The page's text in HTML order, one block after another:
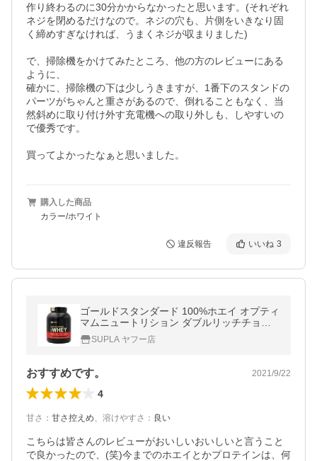
作り終わるのに30分かからなかったと思います。(それぞれ
ネジを閉めるだけなので。ネジの穴も、片側をいきなり固
く締めすぎなければ、うまくネジが収まりました)
で、掃除機をかけてみたところ、他の方のレビューにある
ように、
確かに、掃除機の下は少しうきますが、1番下のスタンドの
パーツがちゃんと重さがあるので、倒れることもなく、当
然斜めに取り付け外す充電機への取り外しも、しやすいの
で優秀です。
買ってよかったなぁと思いました。
購入した商品
カラー/ホワイト
違反報告 いいね 3
ゴールドスタンダード 100%ホエイ オプティ
マムニュートリション ダブルリッチチョコ
レート味 2.27kg 5LB optimum nutrition 10
0％WHEY protein
SUPLA ヤフー店
おすすめです。 2021/9/22
4
甘さ ： 甘さ控えめ、 溶けやすさ ： 良い
こちらは皆さんのレビューがおいしいおいしいと言うこと
で良かったので、(笑)今までのホエイとかプロテインは、何